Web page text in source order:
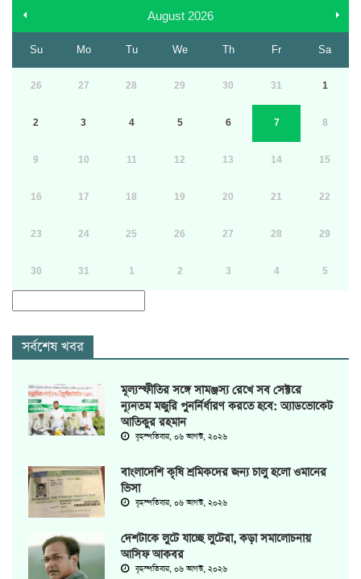
August 2026
Su Mo Tu We Th Fr Sa
26 27 28 29 30 31 1
2 3 4 5 6 7 8
9 10 11 12 13 14 15
16 17 18 19 20 21 22
23 24 25 26 27 28 29
30 31 1 2 3 4 5
সর্বশেষ খবর
মূল্যস্ফীতির সঙ্গে সামঞ্জস্য রেখে সব সেক্টরে
ন্যূনতম মজুরি পুনর্নির্ধারণ করতে হবে: অ্যাডভোকেট
আতিকুর রহমান
বৃহস্পতিবার, ০৬ আগস্ট, ২০২৬
বাংলাদেশি কৃষি শ্রমিকদের জন্য চালু হলো ওমানের
ভিসা
বৃহস্পতিবার, ০৬ আগস্ট, ২০২৬
দেশটাকে লুটে যাচ্ছে লুটেরা, কড়া সমালোচনায়
আসিফ আকবর
বৃহস্পতিবার, ০৬ আগস্ট, ২০২৬